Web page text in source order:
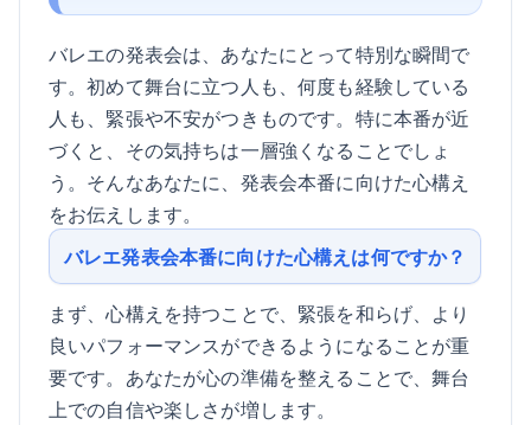
バレエの発表会は、あなたにとって特別な瞬間で
す。初めて舞台に立つ人も、何度も経験している
人も、緊張や不安がつきものです。特に本番が近
づくと、その気持ちは一層強くなることでしょ
う。そんなあなたに、発表会本番に向けた心構え
をお伝えします。
バレエ発表会本番に向けた心構えは何ですか？
まず、心構えを持つことで、緊張を和らげ、より
良いパフォーマンスができるようになることが重
要です。あなたが心の準備を整えることで、舞台
上での自信や楽しさが増します。